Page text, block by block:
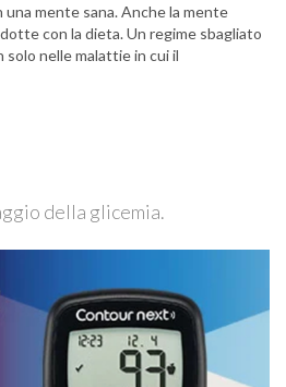
mente sana. Anche la mente
con la dieta. Un regime sbagliato
nelle malattie in cui il
della glicemia.